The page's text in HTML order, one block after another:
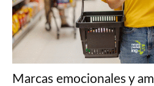
Marcas emocionales y